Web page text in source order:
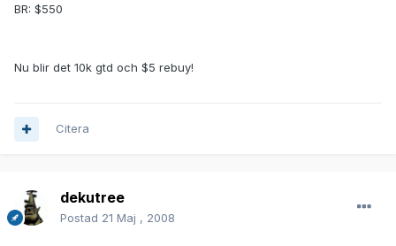
BR: $550
Nu blir det 10k gtd och $5 rebuy!
Citera
dekutree
Postad 21 Maj , 2008